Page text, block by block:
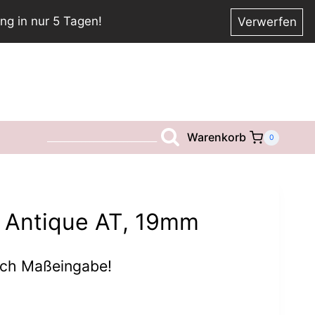
in nur 5 Tagen! Verwerfen
Warenkorb 0
AT, 19mm
Maßeingabe!